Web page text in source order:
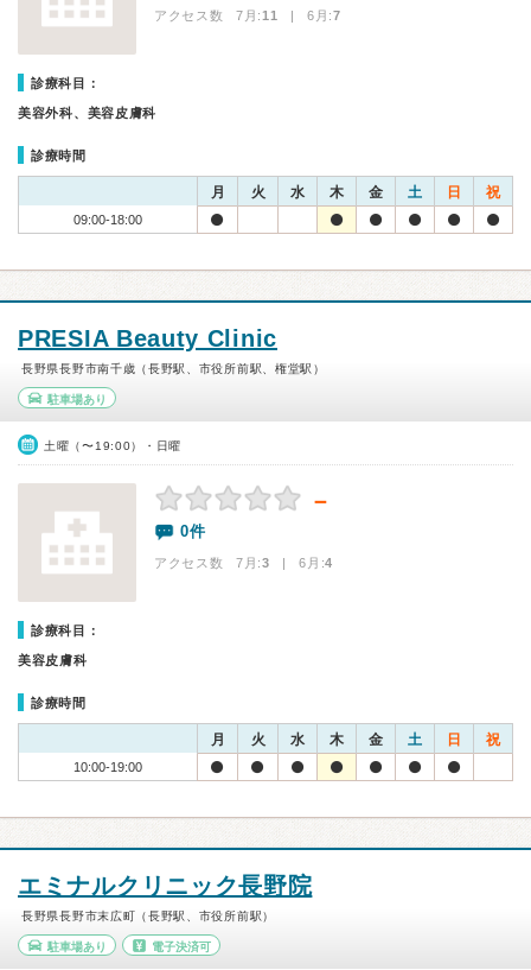
アクセス数 7月:11 | 6月:7
診療科目：
美容外科、美容皮膚科
診療時間
月 火 水 木 金 土 日 祝
09:00-18:00
PRESIA Beauty Clinic
長野県長野市南千歳（長野駅、市役所前駅、権堂駅）
駐車場あり
土曜（〜19:00）・日曜
－
0件
アクセス数 7月:3 | 6月:4
診療科目：
美容皮膚科
診療時間
月 火 水 木 金 土 日 祝
10:00-19:00
エミナルクリニック長野院
長野県長野市末広町（長野駅、市役所前駅）
駐車場あり 電子決済可